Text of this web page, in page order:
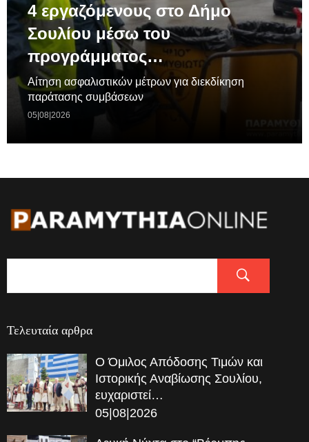
4 εργαζόμενους στο Δήμο
Σουλίου μέσω του
προγράμματος…
Aίτηση ασφαλιστικών μέτρων για διεκδίκηση
παράτασης συμβάσεων
05|08|2026
Τελευταία αρθρα
Ο Όμιλος Απόδοσης Τιμών και
Ιστορικής Αναβίωσης Σουλίου,
ευχαριστεί…
05|08|2026